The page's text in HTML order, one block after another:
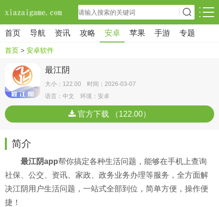
首页 导航 资讯 攻略 安卓 苹果 手游 专题
首页 > 安卓软件
最江阴
大小：122.00 时间：2026-03-07
语言：中文 环境：安卓
官方下载 （122.00）
简介
最江阴app帮你搞定各种生活问题，能够在手机上查询
社保、公交、资讯、家政、政务业务办理等服务，全方面解
决江阴用户生活问题，一站式全部到位，简单方便，操作便
捷！